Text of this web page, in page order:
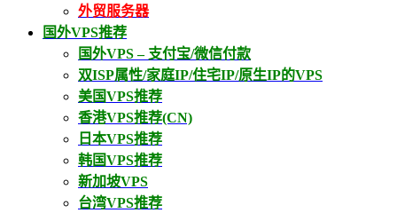
外贸服务器
国外VPS推荐
国外VPS – 支付宝/微信付款
双ISP属性/家庭IP/住宅IP/原生IP的VPS
美国VPS推荐
香港VPS推荐(CN)
日本VPS推荐
韩国VPS推荐
新加坡VPS
台湾VPS推荐